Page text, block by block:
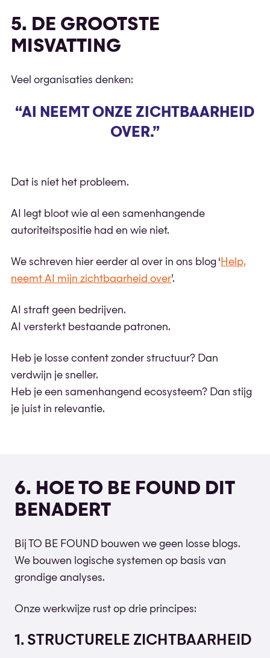
5. DE GROOTSTE
MISVATTING
Veel organisaties denken:
“AI NEEMT ONZE ZICHTBAARHEID
OVER.”
Dat is niet het probleem.
AI legt bloot wie al een samenhangende
autoriteitspositie had en wie niet.
We schreven hier eerder al over in ons blog ‘ Help,
neemt AI mijn zichtbaarheid over’.
AI straft geen bedrijven.
AI versterkt bestaande patronen.
Heb je losse content zonder structuur? Dan
verdwijn je sneller.
Heb je een samenhangend ecosysteem? Dan stijg
je juist in relevantie.
6. HOE TO BE FOUND DIT
BENADERT
Bij TO BE FOUND bouwen we geen losse blogs.
We bouwen logische systemen op basis van
grondige analyses.
Onze werkwijze rust op drie principes:
1. STRUCTURELE ZICHTBAARHEID